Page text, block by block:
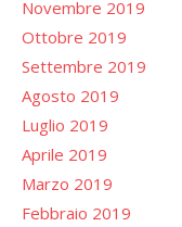
Novembre 2019
Ottobre 2019
Settembre 2019
Agosto 2019
Luglio 2019
Aprile 2019
Marzo 2019
Febbraio 2019